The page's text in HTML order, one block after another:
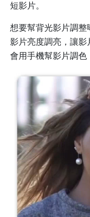
短影片。
想要幫背光影片調整
影片亮度調亮，讓
會用手機幫影片調色